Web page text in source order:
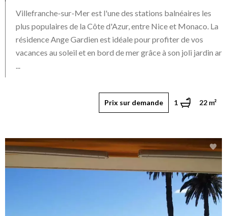
Villefranche-sur-Mer est l'une des stations balnéaires les
plus populaires de la Côte d'Azur, entre Nice et Monaco. La
résidence Ange Gardien est idéale pour profiter de vos
vacances au soleil et en bord de mer grâce à son joli jardin ar
...
22 m²
1
Prix sur demande